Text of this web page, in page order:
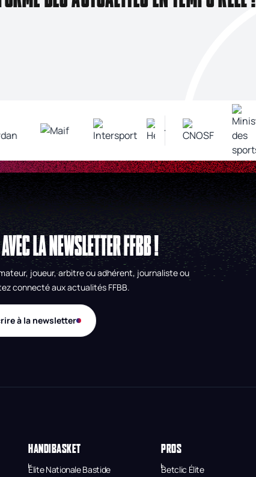
LA NEWSLETTER FFBB !
joueur, arbitre ou adhérent, journaliste ou
connecté aux actualités FFBB.
à la newsletter
HANDIBASKET
Élite Nationale Bastide
PROS
Betclic Élite